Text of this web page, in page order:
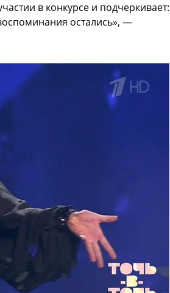
в конкурсе и подчеркивает:
остались», —